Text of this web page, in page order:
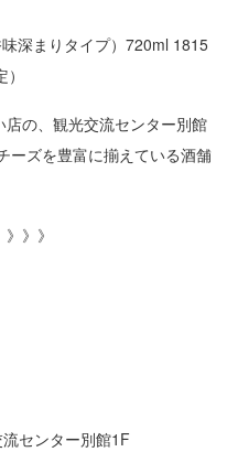
深まりタイプ）720ml 1815
の、観光交流センター別館
ーズを豊富に揃えている酒舗
》》
センター別館1F